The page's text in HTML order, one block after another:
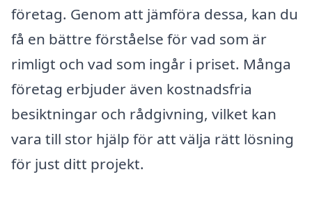
företag. Genom att jämföra dessa, kan du
få en bättre förståelse för vad som är
rimligt och vad som ingår i priset. Många
företag erbjuder även kostnadsfria
besiktningar och rådgivning, vilket kan
vara till stor hjälp för att välja rätt lösning
för just ditt projekt.